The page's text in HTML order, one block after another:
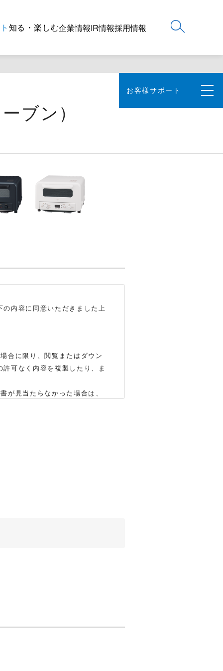
知る・楽しむ企業情報IR情報採用情報
お客様サポート
ブン）
内容に同意いただきました上
合に限り、閲覧またはダウン
可なく内容を複製したり、ま
が見当たらなかった場合は、
めご了承ください。
社「